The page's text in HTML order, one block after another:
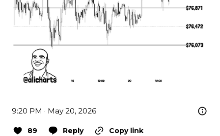
9:20 PM · May 20, 2026
89 Reply
Copy link